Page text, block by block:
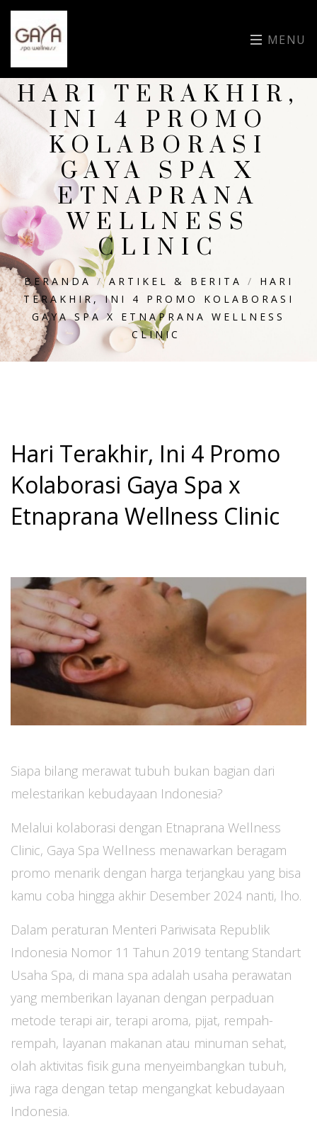
MENU
HARI TERAKHIR,
INI 4 PROMO
KOLABORASI
GAYA SPA X
ETNAPRANA
WELLNESS
CLINIC
BERANDA /ARTIKEL & BERITA / HARI
TERAKHIR, INI 4 PROMO KOLABORASI
GAYA SPA X ETNAPRANA WELLNESS
CLINIC
Hari Terakhir, Ini 4 Promo
Kolaborasi Gaya Spa x
Etnaprana Wellness Clinic
Siapa bilang merawat tubuh bukan bagian dari
melestarikan kebudayaan Indonesia?
Melalui kolaborasi dengan Etnaprana Wellness
Clinic, Gaya Spa Wellness menawarkan beragam
promo menarik dengan harga terjangkau yang bisa
kamu coba hingga akhir Desember 2024 nanti, lho.
Dalam peraturan Menteri Pariwisata Republik
Indonesia Nomor 11 Tahun 2019 tentang Standart
Usaha Spa, di mana spa adalah usaha perawatan
yang memberikan layanan dengan perpaduan
metode terapi air, terapi aroma, pijat, rempah-
rempah, layanan makanan atau minuman sehat,
olah aktivitas fisik guna menyeimbangkan tubuh,
jiwa raga dengan tetap mengangkat kebudayaan
Indonesia.